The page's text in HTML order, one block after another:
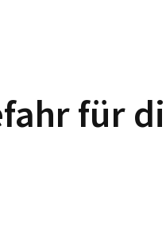
für